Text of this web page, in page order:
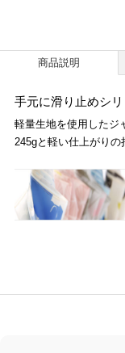
商品説明
手元に滑り止めシ
軽量生地を使用したジ
245gと軽い仕上がりの